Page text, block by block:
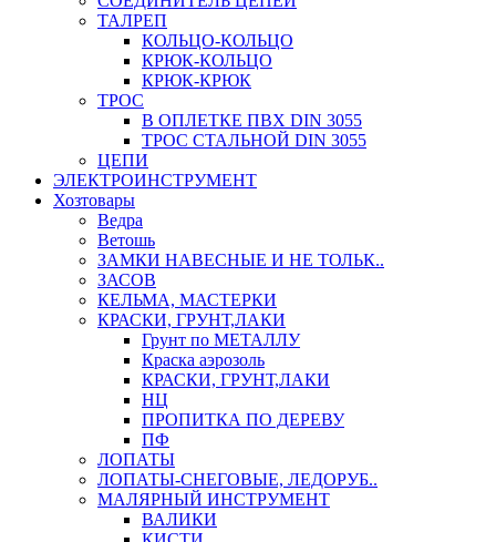
ТАЛРЕП
КОЛЬЦО-КОЛЬЦО
КРЮК-КОЛЬЦО
КРЮК-КРЮК
ТРОС
В ОПЛЕТКЕ ПВХ DIN 3055
ТРОС СТАЛЬНОЙ DIN 3055
ЦЕПИ
ЭЛЕКТРОИНСТРУМЕНТ
Хозтовары
Ведра
Ветошь
ЗАМКИ НАВЕСНЫЕ И НЕ ТОЛЬК..
ЗАСОВ
КЕЛЬМА, МАСТЕРКИ
КРАСКИ, ГРУНТ,ЛАКИ
Грунт по МЕТАЛЛУ
Краска аэрозоль
КРАСКИ, ГРУНТ,ЛАКИ
НЦ
ПРОПИТКА ПО ДЕРЕВУ
ПФ
ЛОПАТЫ
ЛОПАТЫ-СНЕГОВЫЕ, ЛЕДОРУБ..
МАЛЯРНЫЙ ИНСТРУМЕНТ
ВАЛИКИ